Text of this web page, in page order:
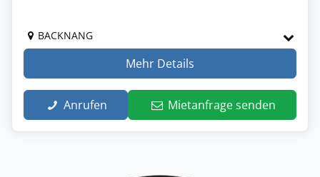
BACKNANG
Mehr Details
Anrufen Mietanfrage senden